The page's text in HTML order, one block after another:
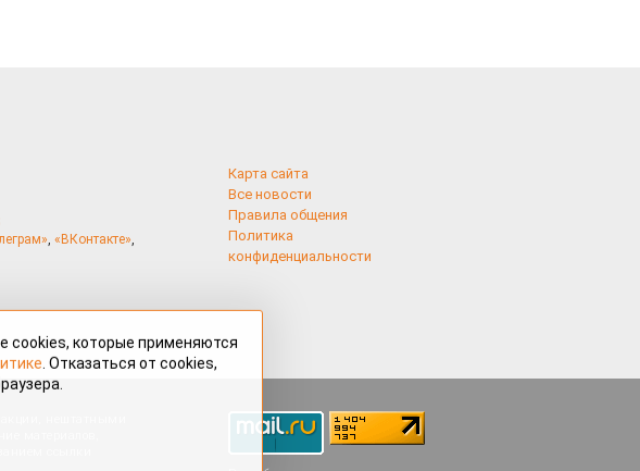
, «ВКонтакте»,
Карта сайта
Все новости
Правила общения
Политика
конфиденциальности
нештатными
материалов,
ссылки
cookies, которые применяются
. Отказаться от cookies,